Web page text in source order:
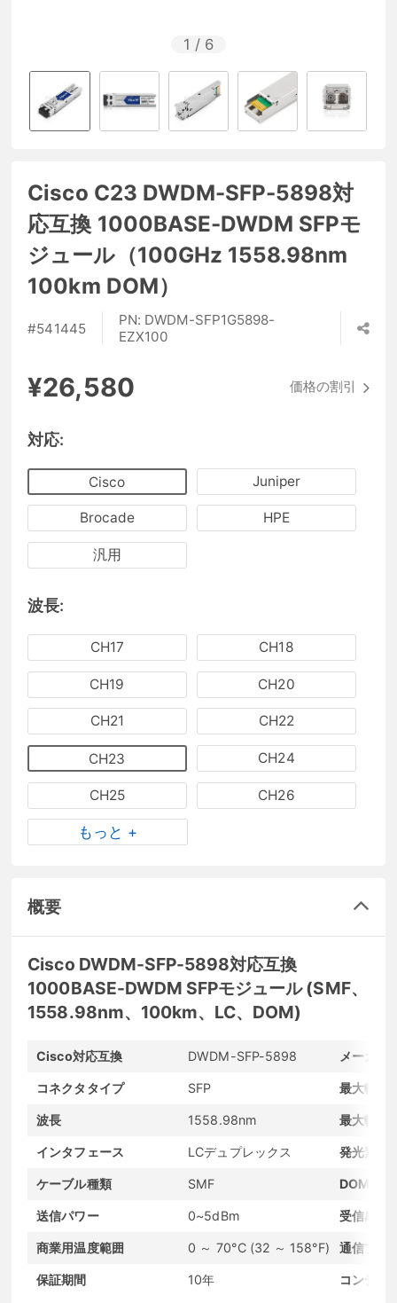
1 / 6
Cisco C23 DWDM-SFP-5898対
応互換 1000BASE-DWDM SFPモ
ジュール（100GHz 1558.98nm
100km DOM）
#541445 PN: DWDM-SFP1G5898-
EZX100
¥26,580 価格の割引
対応:
Cisco Juniper
Brocade HPE
汎用
波長:
CH17 CH18
CH19 CH20
CH21 CH22
CH23 CH24
CH25 CH26
もっと +
概要
Cisco DWDM-SFP-5898対応互換
1000BASE-DWDM SFPモジュール (SMF、
1558.98nm、100km、LC、DOM)
Cisco対応互換 DWDM-SFP-5898 メーカー
コネクタタイプ SFP 最大転送
波長 1558.98nm 最大転送
インタフェース LCデュプレックス 発光素子
ケーブル種類 SMF DOMサ
送信パワー 0~5dBm 受信感度
商業用温度範囲 0 ～ 70°C (32 ～ 158°F) 通信プロ
保証期間 10年 コンディ